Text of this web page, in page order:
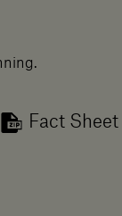
Fact Sheet